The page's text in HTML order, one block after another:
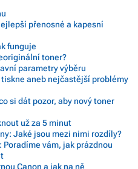
přenosné a kapesní
funguje
toner?
parametry výběru
aneb nejčastější problémy
si dát pozor, aby nový toner
už za 5 minut
Jaké jsou mezi nimi rozdíly?
vám, jak prázdnou
Canon a jak na ně